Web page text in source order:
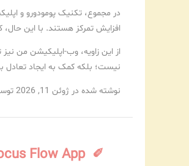
در مجموع، تکنیک پومودورو و
افزایش تمرکز هستند. با این حال،
از این زاویه، وب-اپلیکیشن من
نیست؛ بلکه کمک به ایجاد تعادل
نوشته شده در ژوئن 11, 2026
✐ Pomodoro Timer | Focus Flow App